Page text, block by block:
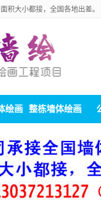
积大小都接，全国各地出差。
绘画 整栋墙体绘画